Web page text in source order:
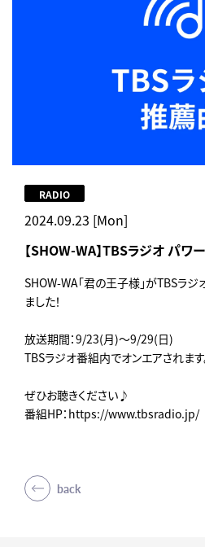
2024.09.23 [Mon]
RADIO
【SHOW-WA】TBSラジオ パワ
SHOW-WA「君の王子様」がTBSラ
ました！
放送期間：9/23(月)～9/29(日)
TBSラジオ番組内でオンエアされます
ぜひお聴きください♪
番組HP：https://www.tbsradio.jp/
back